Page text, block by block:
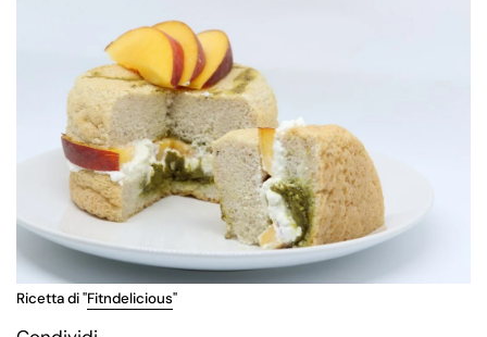
Ricetta di "Fitndelicious"